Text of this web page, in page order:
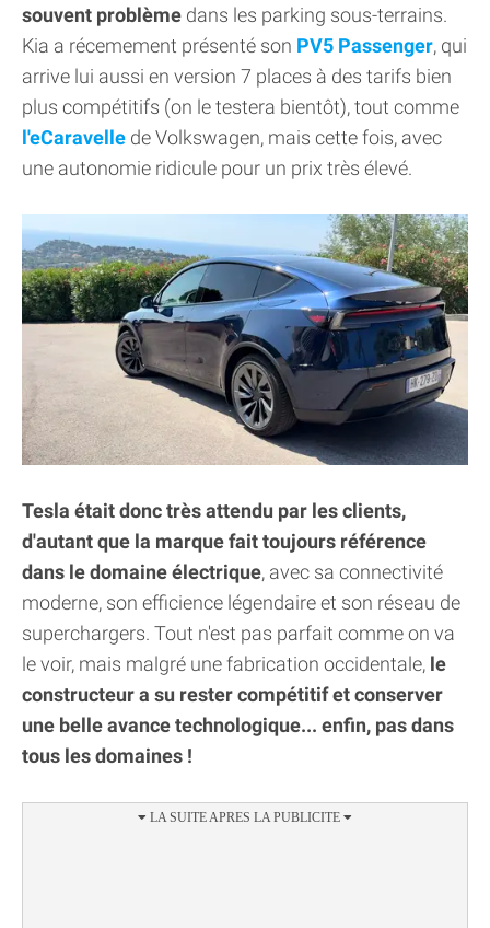
souvent problème dans les parking sous-terrains.
Kia a récemement présenté son PV5 Passenger, qui
arrive lui aussi en version 7 places à des tarifs bien
plus compétitifs (on le testera bientôt), tout comme
l'eCaravelle de Volkswagen, mais cette fois, avec
une autonomie ridicule pour un prix très élevé.
Tesla était donc très attendu par les clients,
d'autant que la marque fait toujours référence
dans le domaine électrique, avec sa connectivité
moderne, son efficience légendaire et son réseau de
superchargers. Tout n'est pas parfait comme on va
le voir, mais malgré une fabrication occidentale, le
constructeur a su rester compétitif et conserver
une belle avance technologique... enfin, pas dans
tous les domaines !